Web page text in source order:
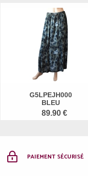
G5LPEJH000
BLEU
89.90 €
PAIEMENT SÉCURISÉ